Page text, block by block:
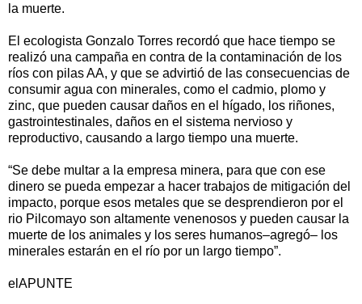
la muerte.
El ecologista Gonzalo Torres recordó que hace tiempo se
realizó una campaña en contra de la contaminación de los
ríos con pilas AA, y que se advirtió de las consecuencias de
consumir agua con minerales, como el cadmio, plomo y
zinc, que pueden causar daños en el hígado, los riñones,
gastrointestinales, daños en el sistema nervioso y
reproductivo, causando a largo tiempo una muerte.
“Se debe multar a la empresa minera, para que con ese
dinero se pueda empezar a hacer trabajos de mitigación del
impacto, porque esos metales que se desprendieron por el
rio Pilcomayo son altamente venenosos y pueden causar la
muerte de los animales y los seres humanos–agregó– los
minerales estarán en el río por un largo tiempo”.
elAPUNTE